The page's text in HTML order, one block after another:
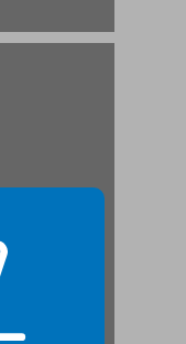
קבר שמואל הנביא ... 25